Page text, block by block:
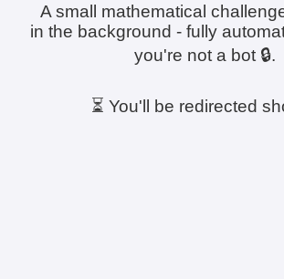
A small mathematical
in the background - fully
you're not a bot 🔒.
⏳ You'll be redirected